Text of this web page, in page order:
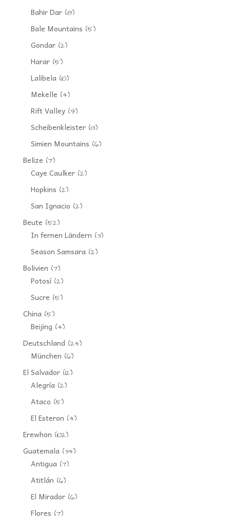
Bahir Dar(8)
Bale Mountains (5)
Gondar(2)
Harar(5)
Lalibela(10)
Mekelle (4)
Rift Valley(9)
Scheibenkleister(13)
Simien Mountains (6)
Belize (7)
Caye Caulker(2)
Hopkins (2)
San Ignacio (2)
Beute (52)
In fernen Ländern (3)
Season Samsara(2)
Bolivien (7)
Potosí(2)
Sucre (5)
China(5)
Beijing (4)
Deutschland(24)
München (6)
El Salvador(12)
Alegría(2)
Ataco (5)
El Esteron (4)
Erewhon (102)
Guatemala(34)
Antigua(7)
Atitlán (6)
El Mirador(6)
Flores (7)